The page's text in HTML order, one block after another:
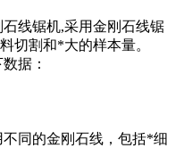
石线锯机,采用金刚石线锯
切割和*大的样本量。
据：
同的金刚石线，包括*细